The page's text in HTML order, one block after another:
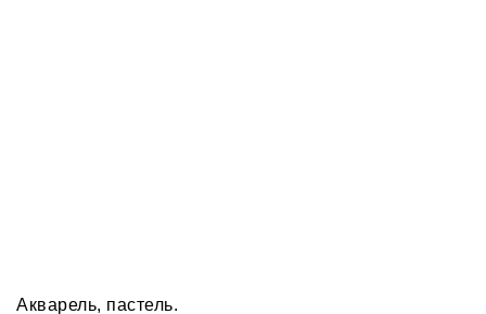
Акварель, пастель.